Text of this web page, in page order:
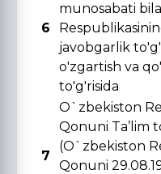
6
munosabati
javobgarlik
o'zgartish va
to'g'risida
7
O`zbekiston
Qonuni Ta’lim
(O`zbekiston
Qonuni